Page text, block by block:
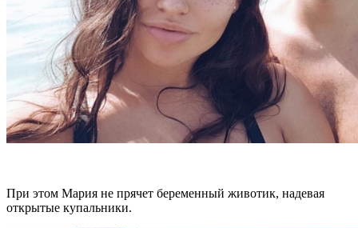
При этом Мария не прячет беременный животик, надевая
открытые купальники.